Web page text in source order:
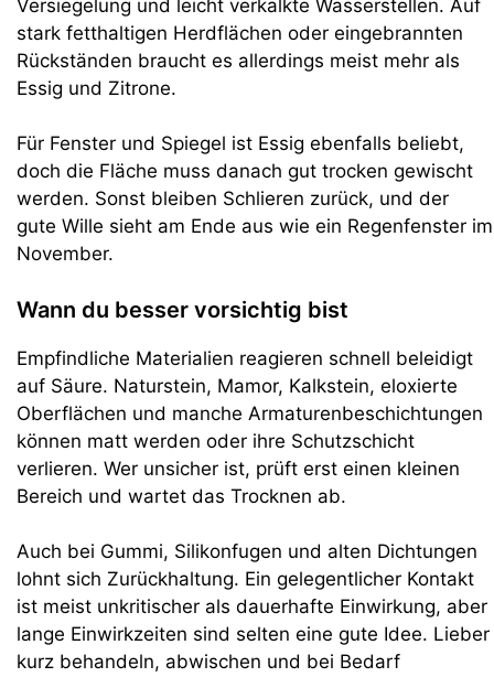
Versiegelung und leicht verkalkte Wasserstellen. Auf
stark fetthaltigen Herdflächen oder eingebrannten
Rückständen braucht es allerdings meist mehr als
Essig und Zitrone.
Für Fenster und Spiegel ist Essig ebenfalls beliebt,
doch die Fläche muss danach gut trocken gewischt
werden. Sonst bleiben Schlieren zurück, und der
gute Wille sieht am Ende aus wie ein Regenfenster im
November.
Wann du besser vorsichtig bist
Empfindliche Materialien reagieren schnell beleidigt
auf Säure. Naturstein, Mamor, Kalkstein, eloxierte
Oberflächen und manche Armaturenbeschichtungen
können matt werden oder ihre Schutzschicht
verlieren. Wer unsicher ist, prüft erst einen kleinen
Bereich und wartet das Trocknen ab.
Auch bei Gummi, Silikonfugen und alten Dichtungen
lohnt sich Zurückhaltung. Ein gelegentlicher Kontakt
ist meist unkritischer als dauerhafte Einwirkung, aber
lange Einwirkzeiten sind selten eine gute Idee. Lieber
kurz behandeln, abwischen und bei Bedarf